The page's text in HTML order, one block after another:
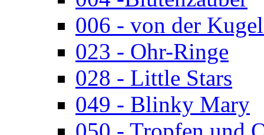
006 - von der
023 - Ohr-Ringe
028 - Little Stars
049 - Blinky Mary